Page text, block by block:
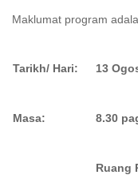
Maklumat program
Tarikh/ Hari: 13
Masa: 8.30
Ruang